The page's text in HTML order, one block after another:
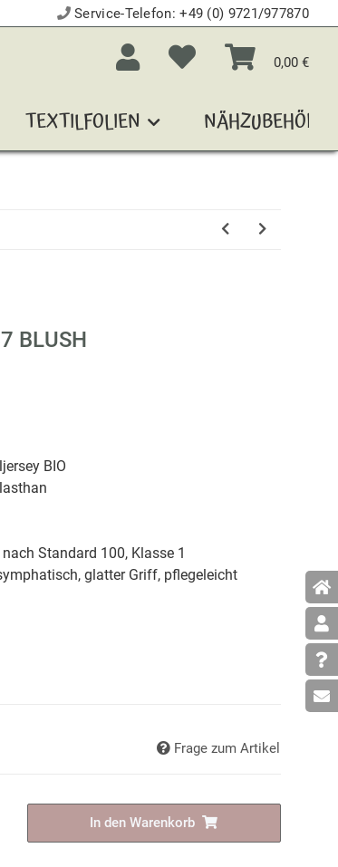
Service-Telefon:+49 (0) 9721/977870
0,00 €
TEXTILFOLIEN NÄHZUBEHÖR
BLUSH
BIO
Standard 100, Klasse 1
glatter Griff, pflegeleicht
Frage zum Artikel
In den Warenkorb